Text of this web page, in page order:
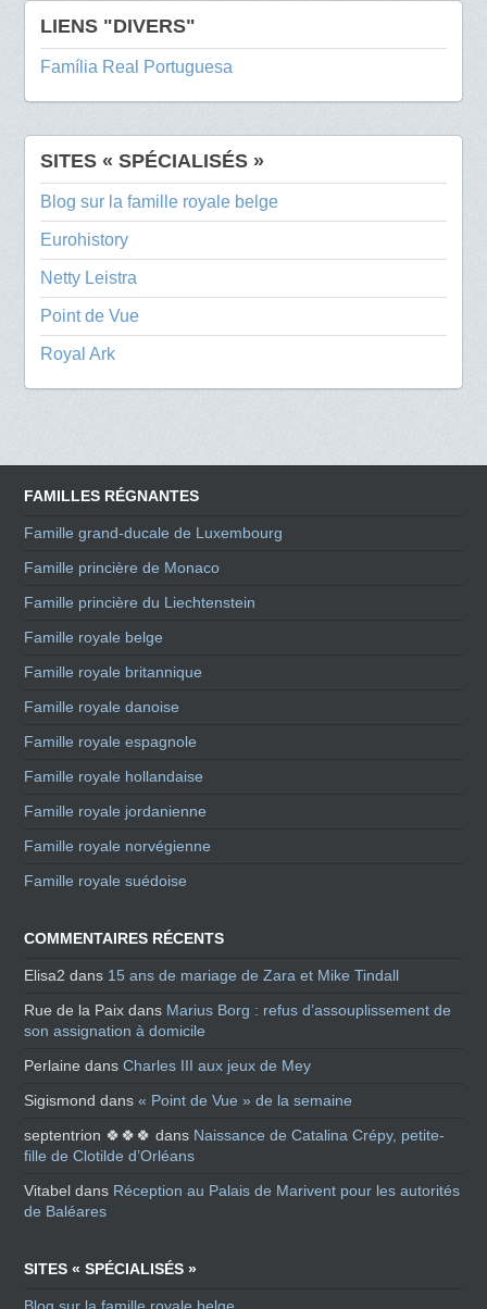
LIENS "DIVERS"
Família Real Portuguesa
SITES « SPÉCIALISÉS »
Blog sur la famille royale belge
Eurohistory
Netty Leistra
Point de Vue
Royal Ark
FAMILLES RÉGNANTES
Famille grand-ducale de Luxembourg
Famille princière de Monaco
Famille princière du Liechtenstein
Famille royale belge
Famille royale britannique
Famille royale danoise
Famille royale espagnole
Famille royale hollandaise
Famille royale jordanienne
Famille royale norvégienne
Famille royale suédoise
COMMENTAIRES RÉCENTS
Elisa2 dans 15 ans de mariage de Zara et Mike Tindall
Rue de la Paix dans Marius Borg : refus d’assouplissement de
son assignation à domicile
Perlaine dansCharles III aux jeux de Mey
Sigismond dans« Point de Vue » de la semaine
septentrion 🍀🍀🍀 dans Naissance de Catalina Crépy, petite-
fille de Clotilde d’Orléans
Vitabel dans Réception au Palais de Marivent pour les autorités
de Baléares
SITES « SPÉCIALISÉS »